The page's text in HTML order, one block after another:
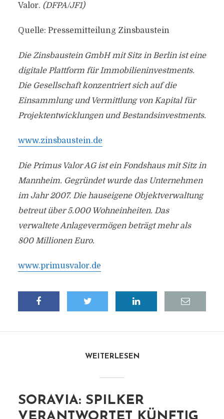
Valor. (DFPA/JF1)
Quelle: Pressemitteilung Zinsbaustein
Die Zinsbaustein GmbH mit Sitz in Berlin ist eine
digitale Plattform für Immobilieninvestments.
Die Gesellschaft konzentriert sich auf die
Einsammlung und Vermittlung von Kapital für
Projektentwicklungen und Bestandsinvestments.
www.zinsbaustein.de
Die Primus Valor AG ist ein Fondshaus mit Sitz in
Mannheim. Gegründet wurde das Unternehmen
im Jahr 2007. Die hauseigene Objektverwaltung
betreut über 5.000 Wohneinheiten. Das
verwaltete Anlagevermögen beträgt mehr als
800 Millionen Euro.
www.primusvalor.de
WEITERLESEN
SORAVIA: SPILKER